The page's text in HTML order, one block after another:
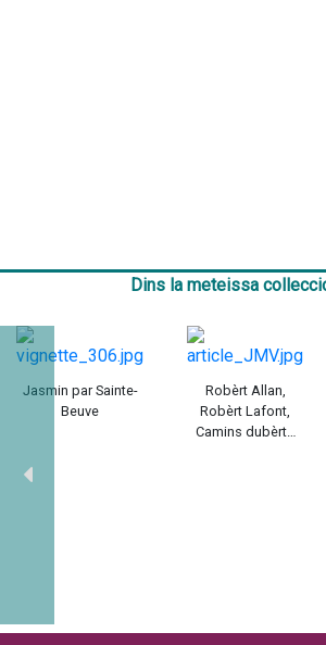
Dins la meteissa
Jasmin par Sainte-
Beuve
Robèrt Allan,
Robèrt Lafont,
Camins dubèrts